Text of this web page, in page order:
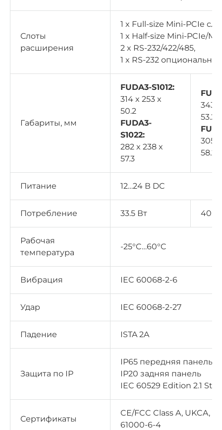
Слоты
расширения
1 x Full-size Mini-PCIe
1 x Half-size Mini-PCIe/
2 x RS-232/422/485,
1 x RS-232 опционально
Габариты, мм
FUDA3-S1012:
314 x 253 x
50.2
FUDA3-
S1022:
282 x 238 x
57.3
343
53.2
305
58.2
Питание 12…24 В DC
Потребление 33.5 Вт 40.9
Рабочая
температура
-25°C…60°C
Вибрация IEC 60068-2-6
Удар IEC 60068-2-27
Падение ISTA 2A
Защита по IP
IP65 передняя панель
IP20 задняя панель
IEC 60529 Edition 2.1
Сертификаты
CE/FCC Class A, UKCA,
61000-6-4